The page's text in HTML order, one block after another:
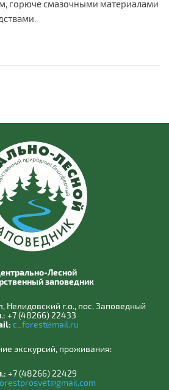
горюче смазочными материалами
Лесной
заповедник
Нелидовский г.о., пос. Заповедный
+7 (48266) 22433
c_forest@mail.ru
экскурсий, проживания:
+7 (48266) 22429